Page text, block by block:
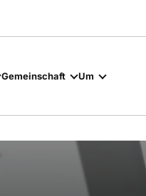
Gemeinschaft Um